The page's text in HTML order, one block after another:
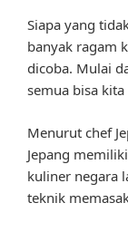
Siapa yang
banyak ragam
dicoba. Mulai
semua bisa
Menurut chef
Jepang
kuliner negara
teknik